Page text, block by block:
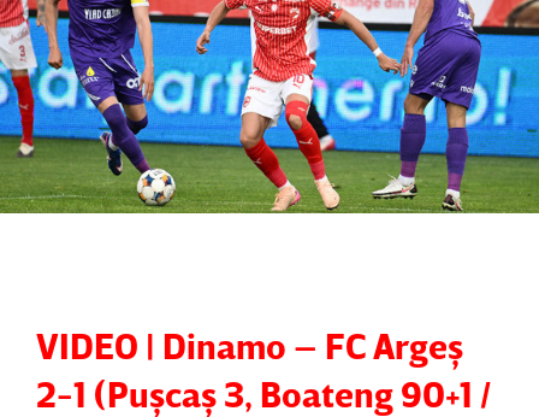
VIDEO | Dinamo – FC Argeş
2-1 (Puşcaş 3, Boateng 90+1 /